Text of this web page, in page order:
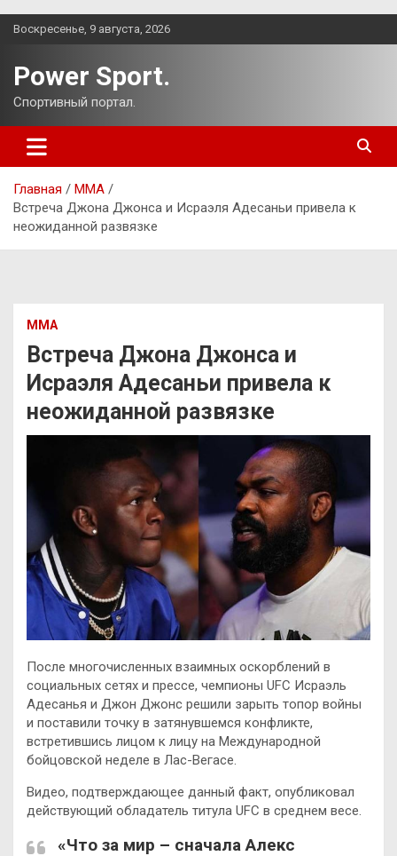
Перейти
Воскресенье, 9 августа, 2026
Power Sport.
Спортивный портал.
Главная
ММА
Встреча Джона Джонса и Исраэля Адесаньи привела к
неожиданной развязке
ММА
Встреча Джона Джонса и
Исраэля Адесаньи привела к
неожиданной развязке
После многочисленных взаимных оскорблений в
социальных сетях и прессе, чемпионы UFC Исраэль
Адесанья и Джон Джонс решили зарыть топор войны
и поставили точку в затянувшемся конфликте,
встретившись лицом к лицу на Международной
бойцовской неделе в Лас-Вегасе.
Видео, подтверждающее данный факт, опубликовал
действующий обладатель титула UFC в среднем весе.
«Что за мир – сначала Алекс